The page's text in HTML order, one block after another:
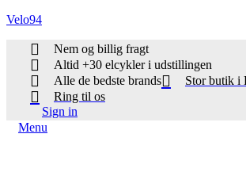
Velo94
Nem og billig fragt
Altid +30 elcykler i udstillingen
Alle de bedste brands
Stor butik i
Ring til os
Sign in
Menu